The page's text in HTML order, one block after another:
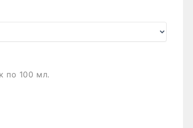
по 100 мл.